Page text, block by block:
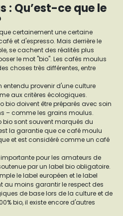
: Qu’est-ce que le
certainement une certaine
et d'espresso. Mais derrière le
se cachent des réalités plus
le mot "bio". Les cafés moulus
choses très différentes, entre
entendu provenir d'une culture
aux critères écologiques.
bio doivent être préparés avec soin
– comme les grains moulus.
bio sont souvent marqués du
la garantie que ce café moulu
et est considéré comme un café
pour les amateurs de
par un label bio obligatoire.
le label européen et le label
au moins garantir le respect des
de base lors de la culture et de
bio, il existe encore d'autres